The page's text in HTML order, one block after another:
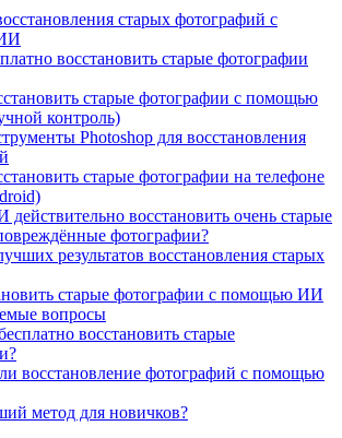
старых фотографий с
восстановить старые фотографии
старые фотографии с помощью
контроль)
Photoshop для восстановления
старые фотографии на телефоне
восстановить очень старые
фотографии?
результатов восстановления старых
старые фотографии с помощью ИИ
вопросы
восстановить старые
восстановление фотографий с помощью
метод для новичков?